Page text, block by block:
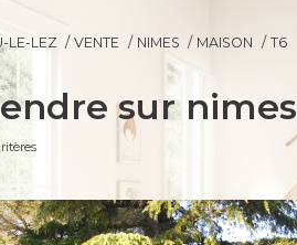
LE-LEZ VENTE NIMES MAISON T6
sur nimes